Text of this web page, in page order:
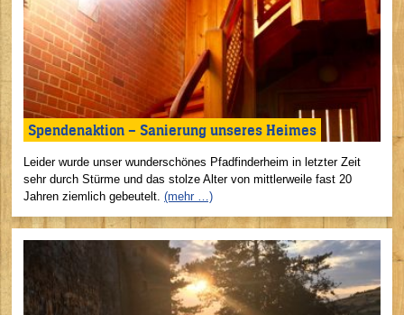
Spendenaktion – Sanierung unseres Heimes
Leider wurde unser wunderschönes Pfadfinderheim in letzter Zeit
sehr durch Stürme und das stolze Alter von mittlerweile fast 20
Jahren ziemlich gebeutelt. (mehr …)